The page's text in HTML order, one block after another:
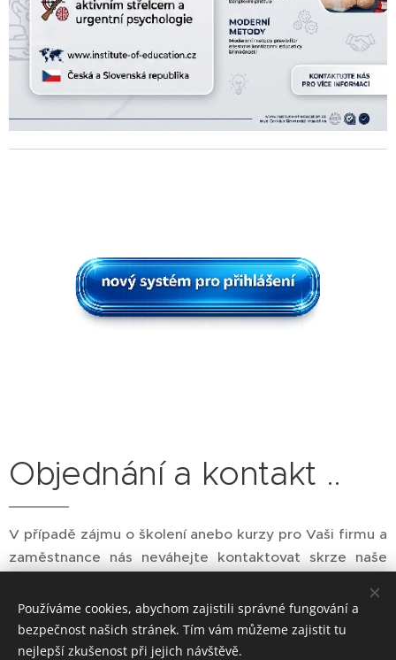
Objednání a kontakt ..
V případě zájmu o školení anebo kurzy pro Vaši firmu a
zaměstnance nás neváhejte kontaktovat skrze naše
mt@seznam.cz.
Používáme cookies, abychom zajistili správné fungování a
bezpečnost našich stránek. Tím vám můžeme zajistit tu
nejlepší zkušenost při jejich návštěvě.